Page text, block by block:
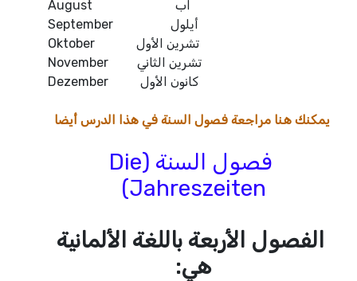
August اب
Oktober تشرين الأول
November تشرين الثاني
Dezember كانون الأول
يمكنك هنا مراجعة فصول السنة في هذا الدرس أيضا
فصول السنة (Die
Jahreszeiten)
الفصول الأربعة باللغة الألمانية
هي: